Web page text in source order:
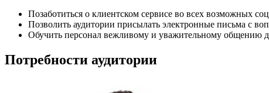
Позаботиться о клиентском сервисе во всех возможных
Позволить аудитории присылать электронные письма с
Обучить персонал вежливому и уважительному общению
Потребности аудитории